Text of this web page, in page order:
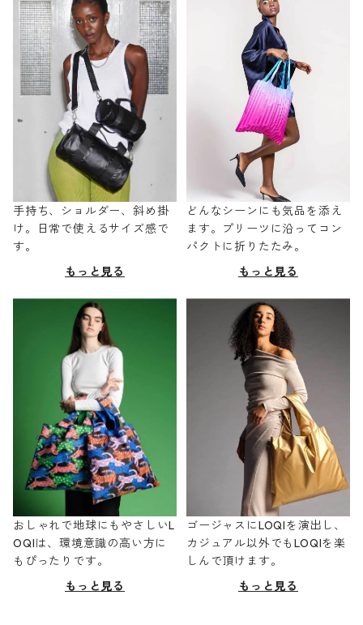
手持ち、ショルダー、斜め掛
け。日常で使えるサイズ感で
す。
もっと見る
どんなシーンにも気品を添え
ます。プリーツに沿ってコン
パクトに折りたたみ。
もっと見る
おしゃれで地球にもやさしいL
OQIは、環境意識の高い方に
もぴったりです。
もっと見る
ゴージャスにLOQIを演出し、
カジュアル以外でもLOQIを楽
しんで頂けます。
もっと見る